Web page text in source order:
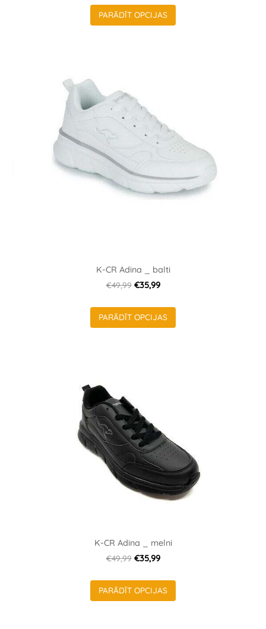
PARĀDĪT OPCIJAS
K-CR Adina _ balti
€49,99 €35,99
PARĀDĪT OPCIJAS
K-CR Adina _ melni
€49,99 €35,99
PARĀDĪT OPCIJAS